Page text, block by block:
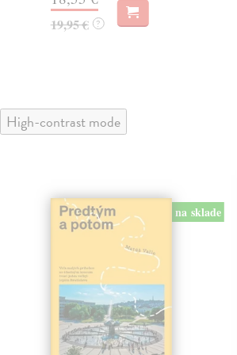
19,95 € ?
High-contrast mode
na sklade